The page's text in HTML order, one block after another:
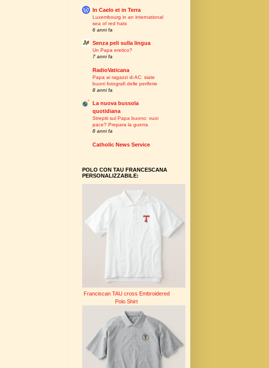
In Caelo et in Terra
Luxembourg in an international
sea of red hats
6 anni fa
Senza peli sulla lingua
Un Papa eretico?
7 anni fa
RadioVaticana
Papa ai ragazzi di AC: siate
buoni fotografi delle periferie
8 anni fa
La nuova bussola
quotidiana
Strepiti sul Papa buono: vuoi
pace? Prepara la guerra
8 anni fa
Catholic News Service
POLO CON TAU FRANCESCANA
PERSONALIZZABILE:
Franciscan TAU cross Embroidered
Polo Shirt